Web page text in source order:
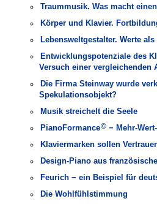
Traummusik. Was macht
Körper und Klavier.
Lebensweltgestalter. Werte
Entwicklungspotenziale des
Versuch einer vergleichenden
Die Firma Steinway wurde
Spekulationsobjekt?
Musik streichelt die Seele
PianoFormance© − Mehr-
Klaviermarken sollen
Design-Piano aus
Feurich − ein Beispiel für
Die Wohlfühlstimmung